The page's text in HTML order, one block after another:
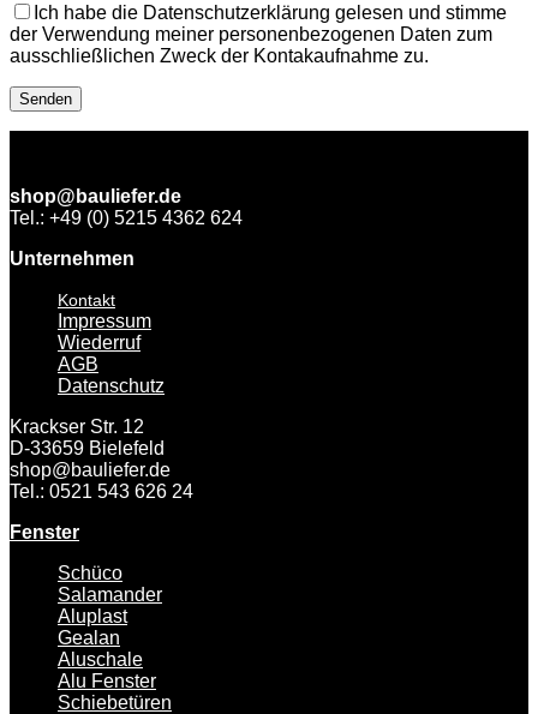
Ich habe die Datenschutzerklärung gelesen und stimme
der Verwendung meiner personenbezogenen Daten zum
ausschließlichen Zweck der Kontakaufnahme zu.
shop@bauliefer.de
Tel.: +49 (0) 5215 4362 624
Unternehmen
Kontakt
Impressum
Wiederruf
AGB
Datenschutz
Krackser Str. 12
D-33659 Bielefeld
shop@bauliefer.de
Tel.: 0521 543 626 24
Fenster
Schüco
Salamander
Aluplast
Gealan
Aluschale
Alu Fenster
Schiebetüren